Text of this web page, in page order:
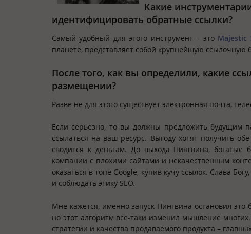
Какие
идентифицировать обратные ссылки?
Самый удобный для этого инструмент – это Majestic
планете, представляет собой крупнейшую ссылочную
После того, как вы определили, какие
размещении?
Разве не для этого существует электронная почта,
Если серьезно, то вы должны предложить будущим
ссылаться на ваш ресурс. Выгоду хотят получить
сводится к деньгам. До выхода Пингвина,
компании с плохими сайтами и некачественным
оказаться в топе Google, купив кучу ссылок. Слава
и соблюдать этику SEO.
Мне кажется, именно запуск Пингвина остановил это
но этот алгоритм все-таки изменил мышление
стратегии и качества продаваемого продукта –